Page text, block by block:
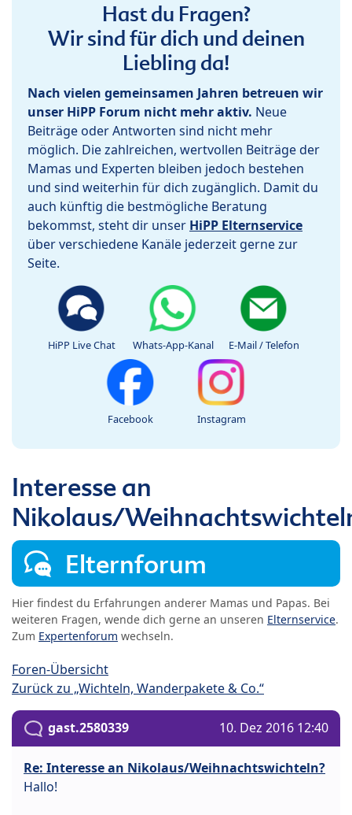
Hast du Fragen?
Wir sind für dich und deinen
Liebling da!
Nach vielen gemeinsamen Jahren betreuen wir
unser HiPP Forum nicht mehr aktiv. Neue
Beiträge oder Antworten sind nicht mehr
möglich. Die zahlreichen, wertvollen Beiträge der
Mamas und Experten bleiben jedoch bestehen
und sind weiterhin für dich zugänglich. Damit du
auch künftig die bestmögliche Beratung
bekommst, steht dir unser HiPP Elternservice
über verschiedene Kanäle jederzeit gerne zur
Seite.
HiPP Live Chat Whats-App-Kanal E-Mail / Telefon
Facebook Instagram
Interesse an
Nikolaus/
Elternforum
Hier findest du Erfahrungen anderer Mamas und Papas. Bei
weiteren Fragen, wende dich gerne an unseren Elternservice.
Zum Expertenforum wechseln.
Foren-Übersicht
Zurück zu „Wichteln, Wanderpakete & Co.“
gast.2580339 10. Dez 2016 12:40
Re: Interesse an Nikolaus/Weihnachtswichteln?
Hallo!